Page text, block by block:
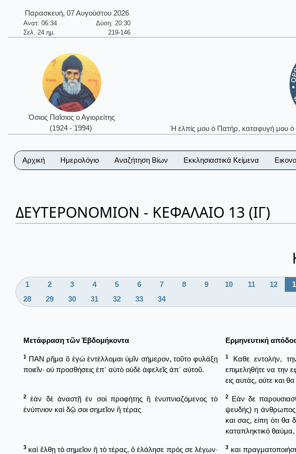
Παρασκευή, 07 Αυγούστου 2026
Ανατ: 06:34
Δύση: 20:30
Σελ. 24 ημ.
219-146
Όσιος Παΐσιος ο Αγιορείτης
(1924 - 1994)
Ἡ ἐλπίς μου ὁ Πατήρ, καταφυγή μου ὁ
Αρχική Ημερολόγιο Αναζήτηση Βίων Εκκλησιαστικά Κείμενα
ΔΕΥΤΕΡΟΝΟΜΙΟΝ - ΚΕΦΑΛΑΙΟ 13 (ΙΓ)
1 2 3 4 5 6 7 8 9 10 11 12
28
29 30 31 32 33 34
Μετάφραση τῶν Ἑβδομήκοντα Ερμηνευτική
1 ΠΑΝ ρῆμα ὃ ἐγὼ ἐντέλλομαι ὑμῖν σήμερον, τοῦτο φυλάξῃ
ποιεῖν· οὐ προσθήσεις ἐπ᾿ αὐτὸ οὐδὲ ἀφελεῖς ἀπ᾿ αὐτοῦ.
1
Καθε εντολήν,
επιμεληθήτε να την
εις αυτάς, ούτε και
2
ἐὰν δὲ ἀναστῇ ἐν σοὶ προφήτης ἢ ἐνυπνιαζόμενος τὸ
ἐνύπνιον καὶ δῷ σοι σημεῖον ἢ τέρας
2
Εάν δε
ψευδής) η άνθρωπος,
και σας, είπη ότι
καταπληκτικό θαύμα,
3 καὶ ἔλθῃ τὸ σημεῖον ἢ τὸ τέρας, ὃ ἐλάλησε πρός σε λέγων·
3 και